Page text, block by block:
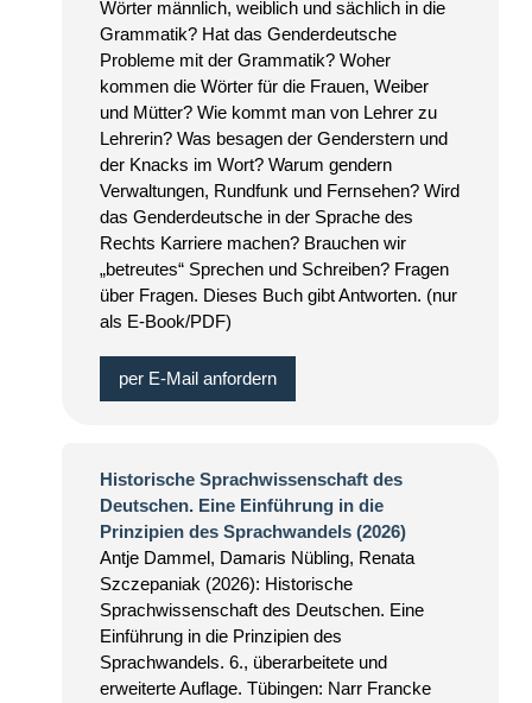
Wörter männlich, weiblich und sächlich in die
Grammatik? Hat das Genderdeutsche
Probleme mit der Grammatik? Woher
kommen die Wörter für die Frauen, Weiber
und Mütter? Wie kommt man von Lehrer zu
Lehrerin? Was besagen der Genderstern und
der Knacks im Wort? Warum gendern
Verwaltungen, Rundfunk und Fernsehen? Wird
das Genderdeutsche in der Sprache des
Rechts Karriere machen? Brauchen wir
„betreutes“ Sprechen und Schreiben? Fragen
über Fragen. Dieses Buch gibt Antworten. (nur
als E-Book/PDF)
per E-Mail anfordern
Historische Sprachwissenschaft des
Deutschen. Eine Einführung in die
Prinzipien des Sprachwandels (2026)
Antje Dammel, Damaris Nübling, Renata
Szczepaniak (2026): Historische
Sprachwissenschaft des Deutschen. Eine
Einführung in die Prinzipien des
Sprachwandels. 6., überarbeitete und
erweiterte Auflage. Tübingen: Narr Francke